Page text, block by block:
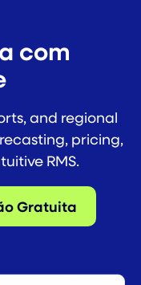
com
and regional
pricing,
RMS.
Gratuita